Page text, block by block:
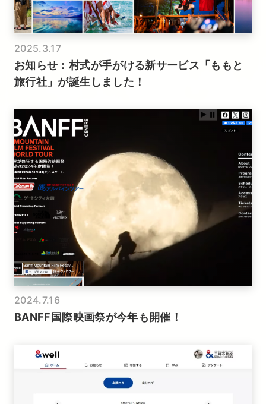
2025.3.17
お知らせ：村式が手がける新サービス「ももと
旅行社」が誕生しました！
2024.7.16
BANFF国際映画祭が今年も開催！